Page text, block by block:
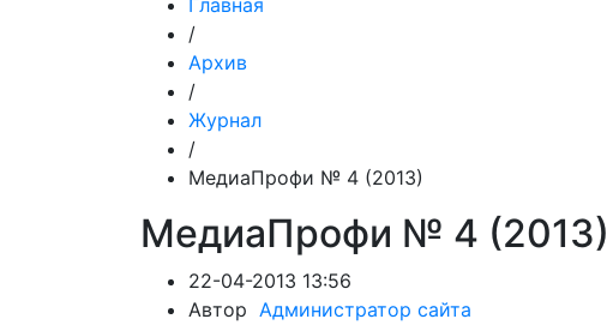
Главная
/
Архив
/
Журнал
/
МедиаПрофи № 4 (2013)
МедиаПрофи № 4 (2013)
22-04-2013 13:56
Автор Администратор сайта